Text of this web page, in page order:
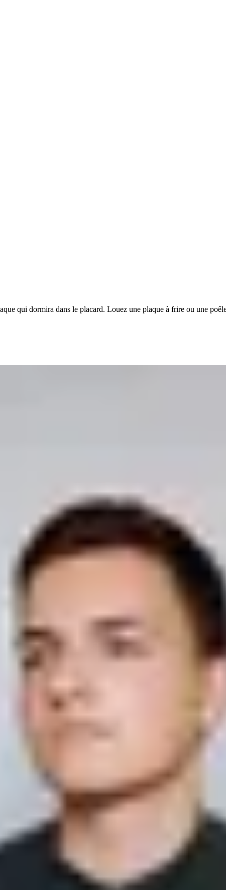
qui dormira dans le placard. Louez une plaque à frire ou une